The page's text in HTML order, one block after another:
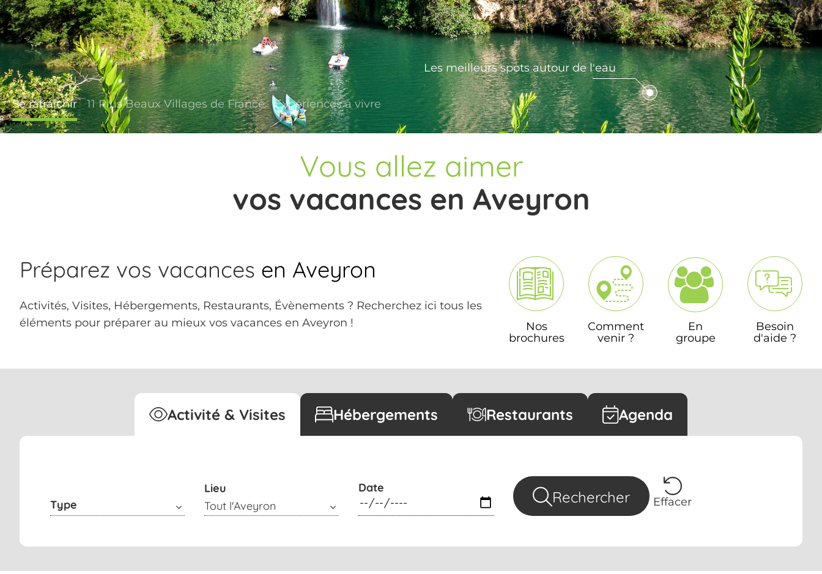
Les meilleurs spots autour de l'eau
À la découverte des 11 Plus Beaux Villages de
France en Aveyron
Vivez l'inoubliable en Aveyron
Se rafraîchir 11 Plus Beaux Villages de France Expériences à vivre
Vous allez aimer
vos vacances en Aveyron
Préparez vos vacances en Aveyron
Activités, Visites, Hébergements, Restaurants, Évènements ? Recherchez ici tous les
éléments pour préparer au mieux vos vacances en Aveyron !
Nos
brochures
Comment
venir ?
En
groupe
Besoin
d'aide ?
Activité & Visites Hébergements Restaurants Agenda
Type Tout l'Aveyron
Lieu Date
Rechercher Effacer